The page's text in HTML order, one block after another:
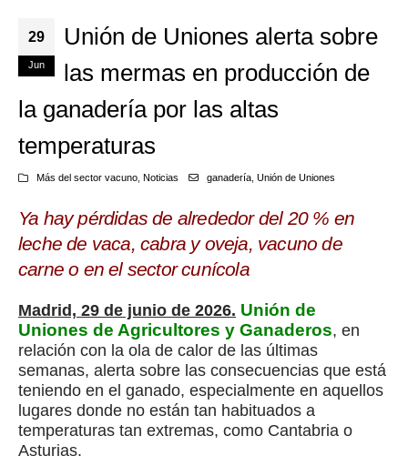
29
Jun
Unión de Uniones alerta sobre
las mermas en producción de
la ganadería por las altas
temperaturas
Más del sector vacuno, Noticias ganadería, Unión de Uniones
Ya hay pérdidas de alrededor del 20 % en
leche de vaca, cabra y oveja, vacuno de
carne o en el sector cunícola
Madrid, 29 de junio de 2026. Unión de
Uniones de Agricultores y Ganaderos, en
relación con la ola de calor de las últimas
semanas, alerta sobre las consecuencias que está
teniendo en el ganado, especialmente en aquellos
lugares donde no están tan habituados a
temperaturas tan extremas, como Cantabria o
Asturias.